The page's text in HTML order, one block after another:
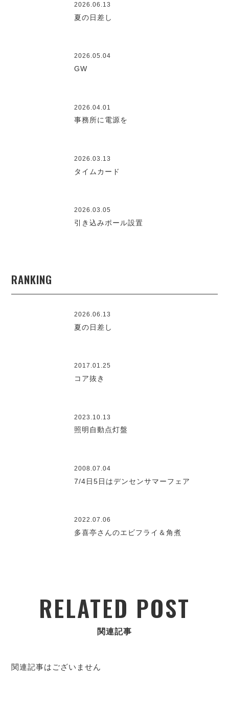
2026.06.13
夏の日差し
2026.05.04
GW
2026.04.01
事務所に電源を
2026.03.13
タイムカード
2026.03.05
引き込みポール設置
RANKING
2026.06.13
夏の日差し
2017.01.25
コア抜き
2023.10.13
照明自動点灯盤
2008.07.04
7/4日5日はデンセンサマーフェア
2022.07.06
多喜亭さんのエビフライ＆角煮
RELATED POST
関連記事
関連記事はございません